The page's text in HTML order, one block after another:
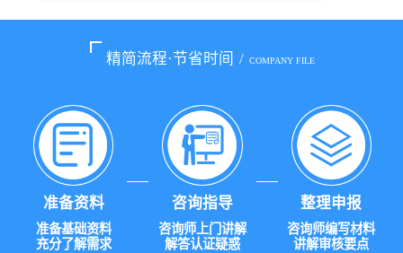
精简流程·节省时间 / COMPANY FILE
准备资料
准备基础资料
充分了解需求
咨询指导
咨询师上门讲解
解答认证疑惑
整理申报
咨询师编写材料
讲解审核要点